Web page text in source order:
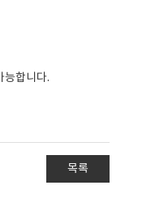
능합니다.
목록